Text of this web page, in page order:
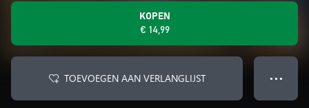
KOPEN
€ 14,99
TOEVOEGEN AAN VERLANGLIJST ● ● ●